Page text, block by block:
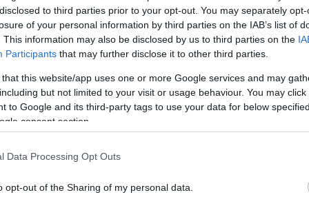
to third parties prior to your opt-out. You may separately
of your personal information by third parties on the IAB’s list of
This information may also be disclosed by us to third parties on the
Participants that may further disclose it to other third parties.
that this website/app uses one or more Google services and may
but not limited to your visit or usage behaviour. You may
to Google and its third-party tags to use your data for below
consent section.
Data Processing Opt Outs
opt-out of the Sharing of my personal data.
Pinterest